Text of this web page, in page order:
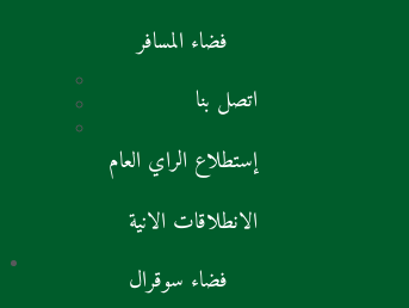
فضاء المسافر
اتصل بنا
إستطلاع الراي العام
الانطلاقات الانية
فضاء سوقرال